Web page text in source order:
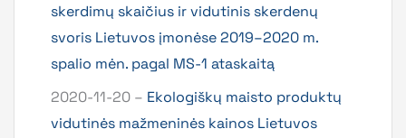
skerdimų skaičius ir vidutinis skerdenų
svoris Lietuvos įmonėse 2019–2020 m.
spalio mėn. pagal MS-1 ataskaitą
2020-11-20 – Ekologiškų maisto produktų
vidutinės mažmeninės kainos Lietuvos